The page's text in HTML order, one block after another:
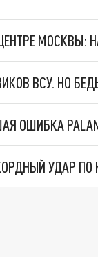
МОСКВЫ:
ВСУ. НО